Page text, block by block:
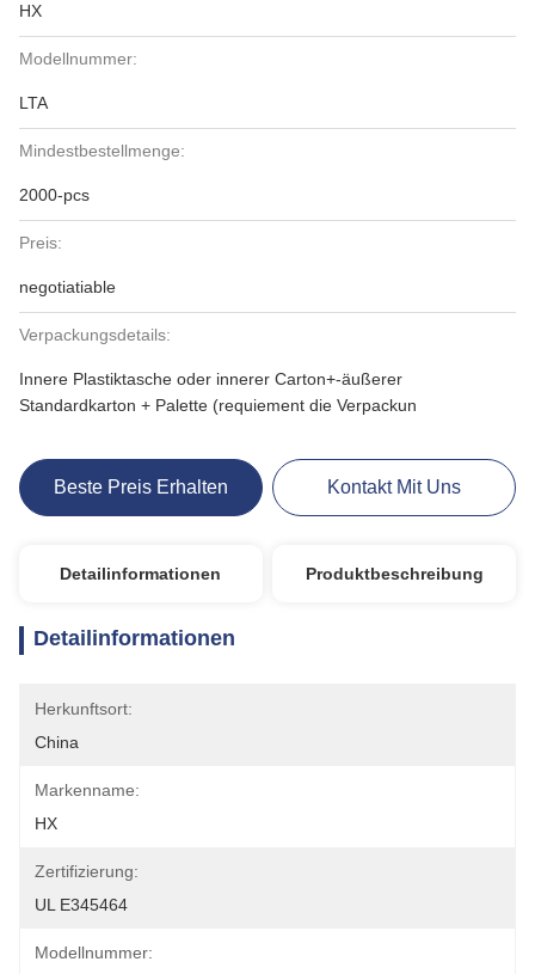
HX
Modellnummer:
LTA
Mindestbestellmenge:
2000-pcs
Preis:
negotiatiable
Verpackungsdetails:
Innere Plastiktasche oder innerer Carton+-äußerer
Standardkarton + Palette (requiement die Verpackun
Beste Preis Erhalten Kontakt Mit Uns
Detailinformationen Produktbeschreibung
Detailinformationen
Herkunftsort:
China
Markenname:
HX
Zertifizierung:
UL E345464
Modellnummer: